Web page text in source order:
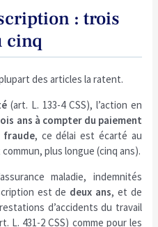
: trois
cinq
des articles la ratent.
(art. L. 133-4 CSS), l’action en
ans à compter du paiement
fraude, ce délai est écarté au
plus longue (cinq ans).
maladie, indemnités
est de deux ans, et de
d’accidents du travail
L. 431-2 CSS) comme pour les